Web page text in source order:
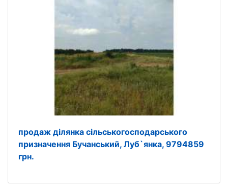
продаж ділянка сільськогосподарського
призначення Бучанський, Луб`янка, 9794859
грн.